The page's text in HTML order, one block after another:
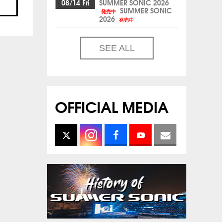
08/14 Fri SUMMER SONIC 2026
発売中 SUMMER SONIC
2026 発売中
SEE ALL
OFFICIAL MEDIA